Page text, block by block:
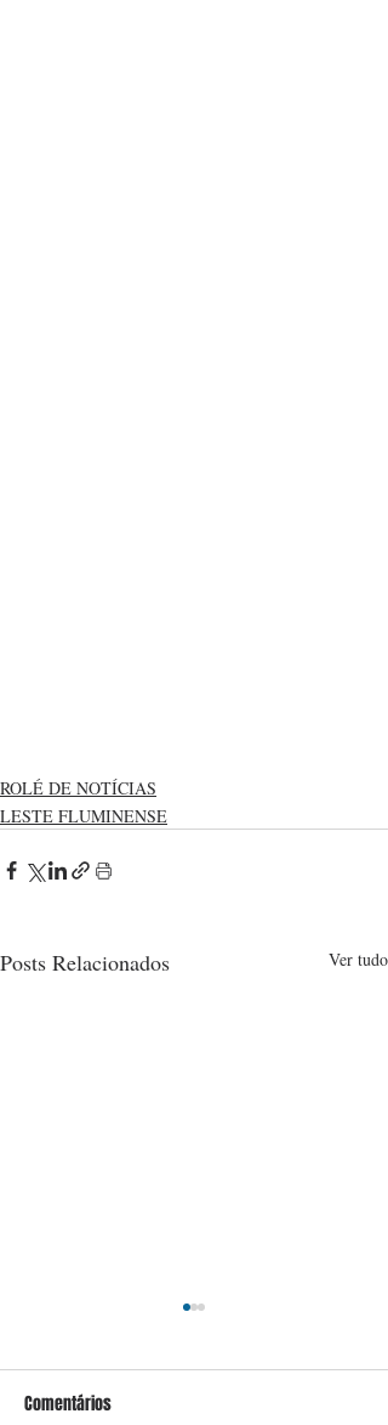
ROLÉ DE NOTÍCIAS
LESTE FLUMINENSE
Posts Relacionados Ver tudo
Comentários